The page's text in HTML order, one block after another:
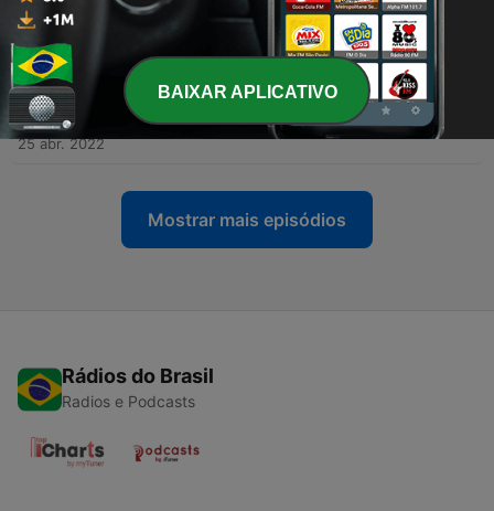
149 - É Por Isso! #106 - É por isso que o trabalho
02 maio 2022
148 - É Por Isso! #105 - É por isso que somos
parecidos com a nossa família! 🧬
25 abr. 2022
Mostrar mais episódios
Rádios do Brasil
Radios e Podcasts
BAIXAR APLICATIVO